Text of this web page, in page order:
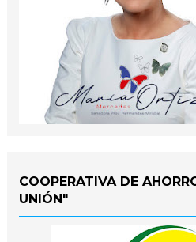
COOPERATIVA DE
UNIÓN"